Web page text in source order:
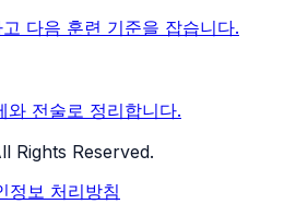
다음 훈련 기준을 잡습니다.
와 전술로 정리합니다.
Rights Reserved.
정보 처리방침